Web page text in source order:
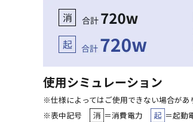
使用シミュレーション
※仕様によってはご使用できない場合があ
※表中記号
＝消費電力 ＝起動